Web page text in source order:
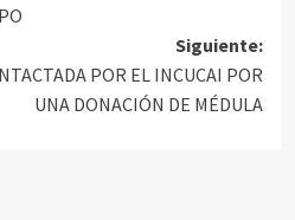
Siguiente:
POR EL INCUCAI POR
UNA DONACIÓN DE MÉDULA